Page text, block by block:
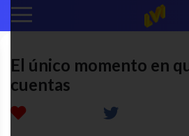
El único momento en
cuentas